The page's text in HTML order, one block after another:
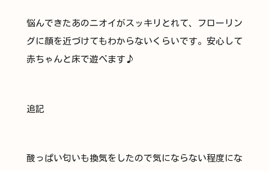
悩んできたあのニオイがスッキリとれて、フローリン
グに顔を近づけてもわからないくらいです。安心して
赤ちゃんと床で遊べます♪
追記
酸っぱい匂いも換気をしたので気にならない程度にな